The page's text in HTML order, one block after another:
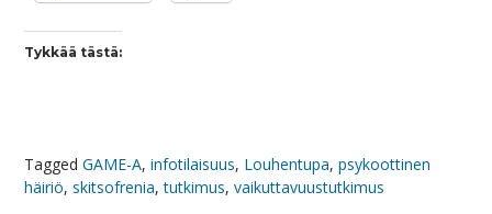
Tykkää tästä:
Tagged GAME-A, infotilaisuus, Louhentupa, psykoottinen
häiriö, skitsofrenia,tutkimus, vaikuttavuustutkimus